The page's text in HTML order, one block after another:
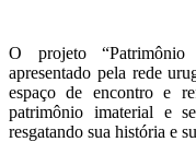
O projeto
apresentado pela rede
espaço de encontro e
patrimônio imaterial e
resgatando sua história e